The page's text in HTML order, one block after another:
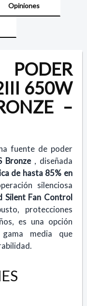
Opiniones
650W
–
fuente de poder
Bronze , diseñada
de hasta 85% en
silenciosa
Silent Fan Control
protecciones
es una opción
media que